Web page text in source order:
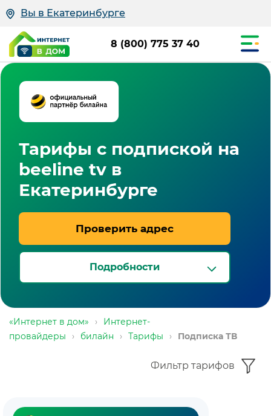
Вы в Екатеринбурге
8 (800) 775 37 40
Тарифы с подпиской на
beeline tv в
Екатеринбурге
Проверить адрес
Подробности
«Интернет в дом» ›
Интернет-
провайдеры
› билайн › Тарифы › Подписка ТВ
Фильтр тарифов
Подписка